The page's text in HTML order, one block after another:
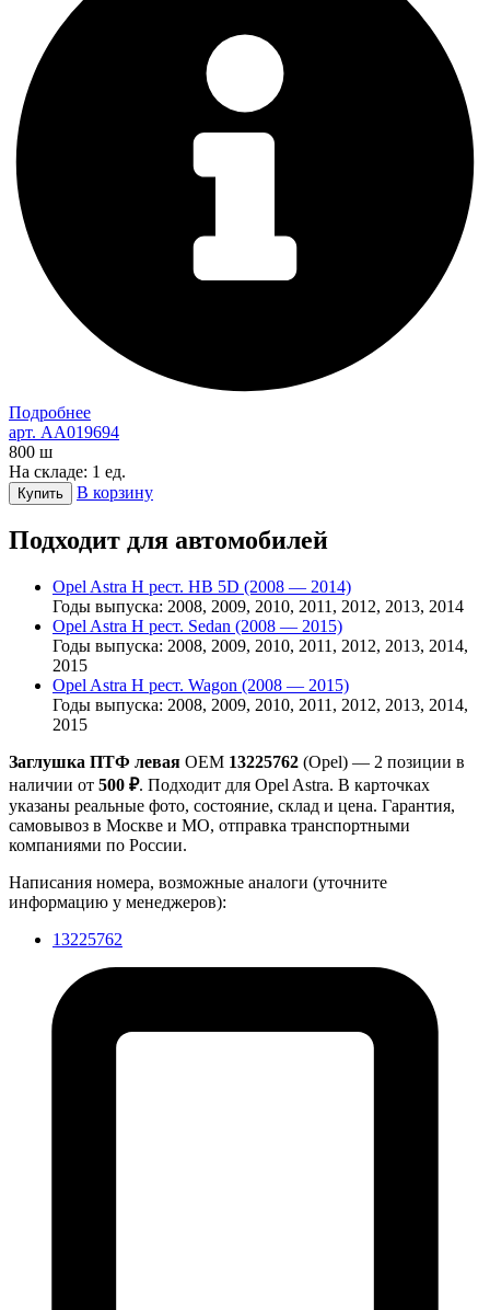
Подробнее
арт. AA019694
800 ш
На складе: 1 ед.
Купить В корзину
Подходит для автомобилей
Opel Astra H рест. HB 5D (2008 — 2014)
Годы выпуска: 2008, 2009, 2010, 2011, 2012, 2013, 2014
Opel Astra H рест. Sedan (2008 — 2015)
Годы выпуска: 2008, 2009, 2010, 2011, 2012, 2013, 2014,
2015
Opel Astra H рест. Wagon (2008 — 2015)
Годы выпуска: 2008, 2009, 2010, 2011, 2012, 2013, 2014,
2015
Заглушка ПТФ левая OEM 13225762 (Opel) — 2 позиции в
наличии от 500 ₽. Подходит для Opel Astra. В карточках
указаны реальные фото, состояние, склад и цена. Гарантия,
самовывоз в Москве и МО, отправка транспортными
компаниями по России.
Написания номера, возможные аналоги (уточните
информацию у менеджеров):
13225762